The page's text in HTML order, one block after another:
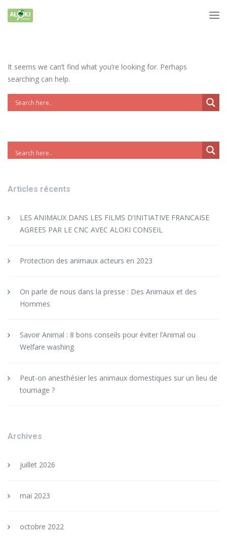
It seems we can’t find what you’re looking for. Perhaps
searching can help.
Articles récents
LES ANIMAUX DANS LES FILMS D’INITIATIVE FRANCAISE
AGREES PAR LE CNC AVEC ALOKI CONSEIL
Protection des animaux acteurs en 2023
On parle de nous dans la presse : Des Animaux et des
Hommes
Savoir Animal : 8 bons conseils pour éviter l’Animal ou
Welfare washing
Peut-on anesthésier les animaux domestiques sur un lieu de
tournage ?
Archives
juillet 2026
mai 2023
octobre 2022